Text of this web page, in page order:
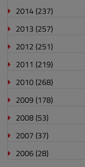
2014 (237)
2013 (257)
2012 (251)
2011 (219)
2010 (268)
2009 (178)
2008 (53)
2007 (37)
2006 (28)